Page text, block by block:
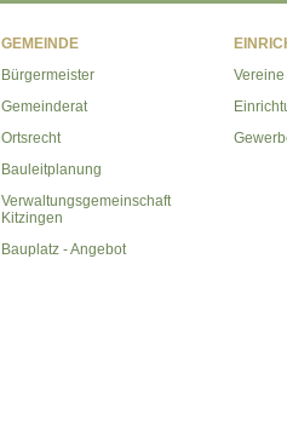
GEMEINDE
Bürgermeister
Gemeinderat
Ortsrecht
Bauleitplanung
Verwaltungsgemeinschaft
Kitzingen
Bauplatz - Angebot